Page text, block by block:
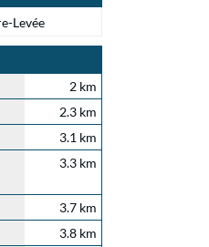
2 km
2.3 km
3.1 km
3.3 km
3.7 km
3.8 km